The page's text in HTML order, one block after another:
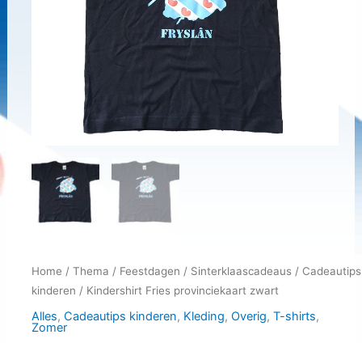
Home / Thema / Feestdagen / Sinterklaascadeaus/ Cadeautips
kinderen / Kindershirt Fries provinciekaart zwart
Alles, Cadeautips kinderen, Kleding, Overig, T-shirts,
Zomer